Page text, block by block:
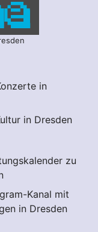
in
in Dresden
zu
Kanal mit
in Dresden